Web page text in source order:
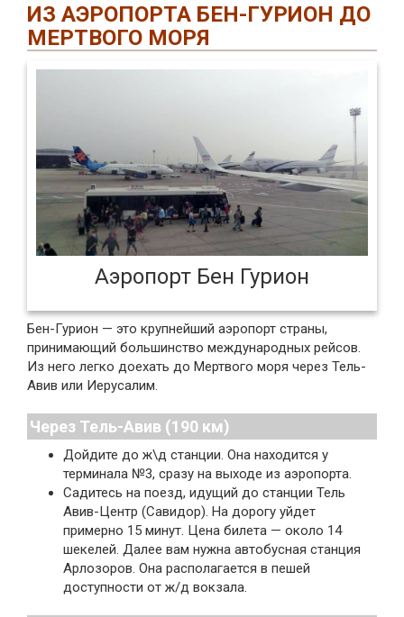
ИЗ АЭРОПОРТА БЕН-ГУРИОН ДО
МЕРТВОГО МОРЯ
Аэропорт Бен Гурион
Бен-Гурион — это крупнейший аэропорт страны,
принимающий большинство международных рейсов.
Из него легко доехать до Мертвого моря через Тель-
Авив или Иерусалим.
Через Тель-Авив (190 км)
Дойдите до ж\д станции. Она находится у
терминала №3, сразу на выходе из аэропорта.
Садитесь на поезд, идущий до станции Тель
Авив-Центр (Савидор). На дорогу уйдет
примерно 15 минут. Цена билета — около 14
шекелей. Далее вам нужна автобусная станция
Арлозоров. Она располагается в пешей
доступности от ж/д вокзала.